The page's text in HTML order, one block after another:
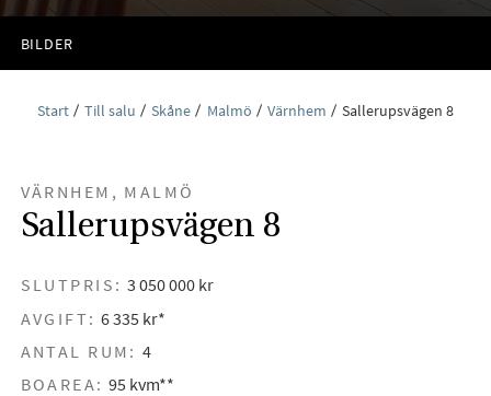
BILDER
Start Till salu Skåne Malmö Värnhem Sallerupsvägen 8
VÄRNHEM, MALMÖ
Sallerupsvägen 8
SLUTPRIS: 3 050 000 kr
AVGIFT: 6 335 kr*
ANTAL RUM: 4
BOAREA: 95 kvm**